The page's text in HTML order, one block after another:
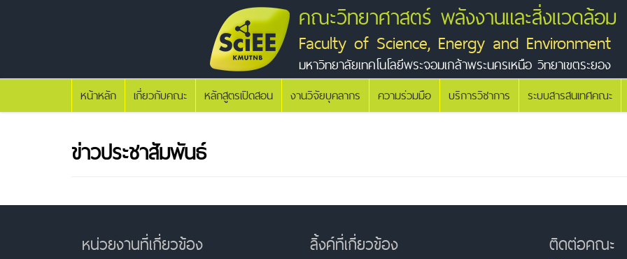
คณะวิทยาศาสตร์ พลังงานและสิ่งแวดล้อม
Faculty of Science, Energy and Environment
มหาวิทยาลัยเทคโนโลยีพระจอมเกล้าพระนครเหนือ วิทยาเขตระยอง
หน้าหลัก เกี่ยวกับคณะ หลักสูตรเปิดสอน งานวิจัยบุคลากร ความร่วมมือ บริการวิชาการ ระบบสารสนเทศคณะ
ข่าวประชาสัมพันธ์
หน่วยงานที่เกี่ยวข้อง ลิ้งค์ที่เกี่ยวข้อง ติดต่อคณะ